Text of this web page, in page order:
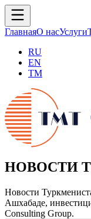
ГлавнаяО насУслуги
RU
EN
TM
НОВОСТИ
Новости
Ашхабаде,
Consulting Group.